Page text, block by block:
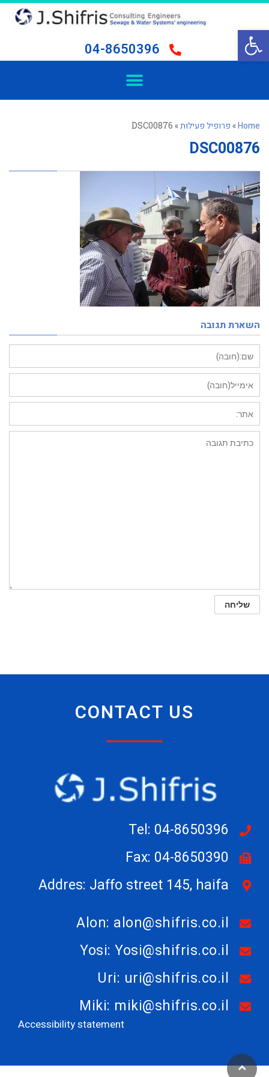
פתח סרגל נגישות 04-8650396
Home
» פרופיל פעילות»
DSC00876
DSC00876
השארת תגובה
CONTACT US
Tel: 04-8650396
Fax: 04-8650390
Addres: Jaffo street 145, haifa
Alon: alon@shifris.co.il
Yosi: Yosi@shifris.co.il
Uri: uri@shifris.co.il
Miki: miki@shifris.co.il
Accessibility statement
גלילה